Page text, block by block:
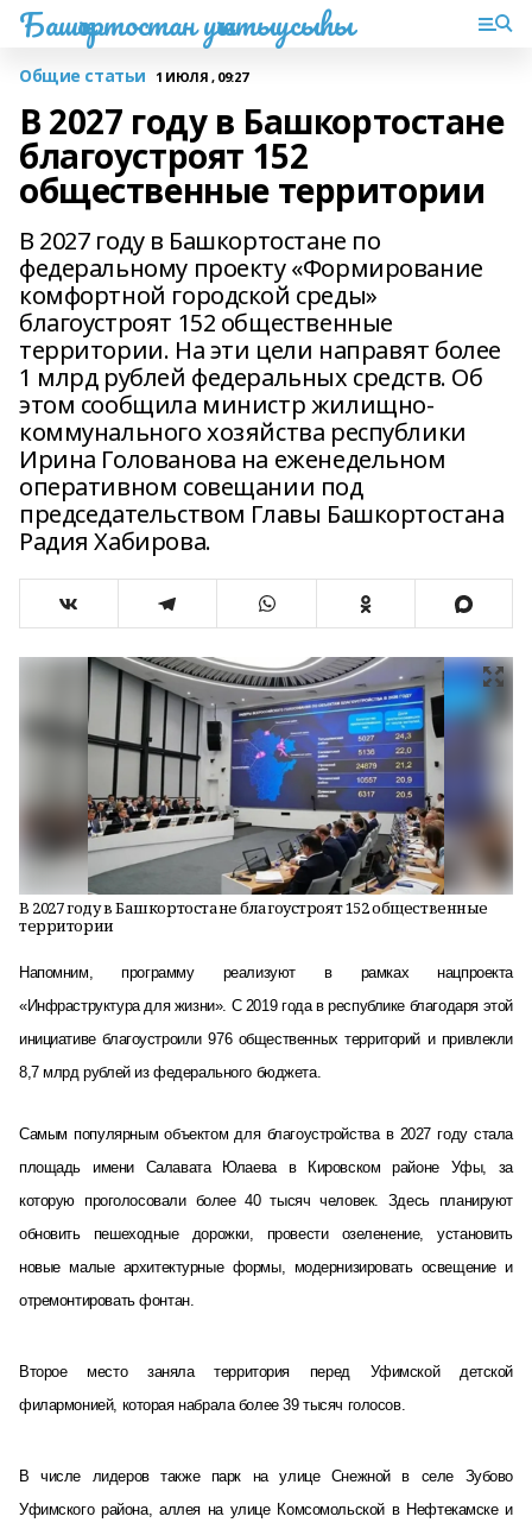
Башҡортостан уҡытыусыһы
Общие статьи 1 ИЮЛЯ , 09:27
В 2027 году в Башкортостане
благоустроят 152
общественные территории
В 2027 году в Башкортостане по
федеральному проекту «Формирование
комфортной городской среды»
благоустроят 152 общественные
территории. На эти цели направят более
1 млрд рублей федеральных средств. Об
этом сообщила министр жилищно-
коммунального хозяйства республики
Ирина Голованова на еженедельном
оперативном совещании под
председательством Главы Башкортостана
Радия Хабирова.
В 2027 году в Башкортостане благоустроят 152 общественные
территории
Напомним, программу реализуют в рамках нацпроекта
«Инфраструктура для жизни». С 2019 года в республике благодаря этой
инициативе благоустроили 976 общественных территорий и привлекли
8,7 млрд рублей из федерального бюджета.
Самым популярным объектом для благоустройства в 2027 году стала
площадь имени Салавата Юлаева в Кировском районе Уфы, за
которую проголосовали более 40 тысяч человек. Здесь планируют
обновить пешеходные дорожки, провести озеленение, установить
новые малые архитектурные формы, модернизировать освещение и
отремонтировать фонтан.
Второе место заняла территория перед Уфимской детской
филармонией, которая набрала более 39 тысяч голосов.
В числе лидеров также парк на улице Снежной в селе Зубово
Уфимского района, аллея на улице Комсомольской в Нефтекамске и